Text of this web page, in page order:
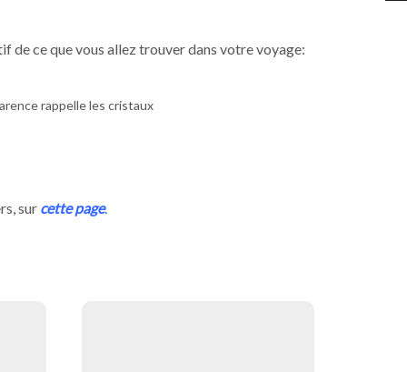
de ce que vous allez trouver dans votre voyage:
rappelle les cristaux
sur cette page.